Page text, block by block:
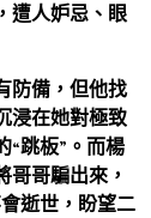
遭人妒忌、眼
防備，但他找
浸在她對極致
“跳板”。而楊
哥哥騙出來，
逝世，盼望二